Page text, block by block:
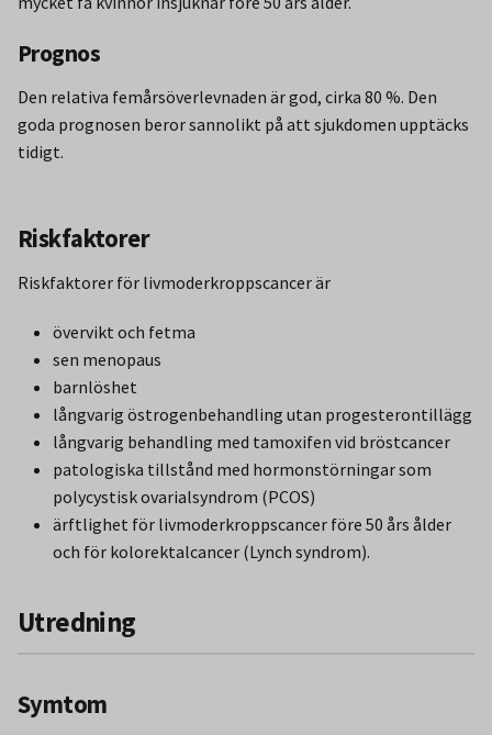
Prognos
Den relativa femårsöverlevnaden är god, cirka 80 %. Den
goda prognosen beror sannolikt på att sjukdomen upptäcks
tidigt.
Riskfaktorer
Riskfaktorer för livmoderkroppscancer är
övervikt och fetma
sen menopaus
barnlöshet
långvarig östrogenbehandling utan progesterontillägg
långvarig behandling med tamoxifen vid bröstcancer
patologiska tillstånd med hormonstörningar som
polycystisk ovarialsyndrom (PCOS)
ärftlighet för livmoderkroppscancer före 50 års ålder
och för kolorektalcancer (Lynch syndrom).
Utredning
Symtom